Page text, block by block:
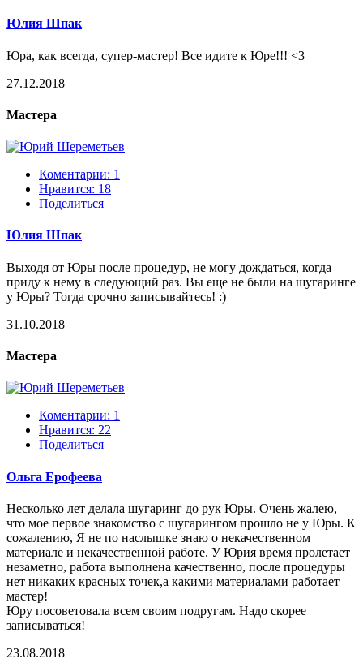
Юлия Шпак
Юра, как всегда, супер-мастер! Все идите к Юре!!! <3
27.12.2018
Мастера
Коментарии: 1
Нравится: 18
Поделиться
Юлия Шпак
Выходя от Юры после процедур, не могу дождаться, когда
приду к нему в следующий раз. Вы еще не были на шугаринге
у Юры? Тогда срочно записывайтесь! :)
31.10.2018
Мастера
Коментарии: 1
Нравится: 22
Поделиться
Ольга Ерофеева
Несколько лет делала шугаринг до рук Юры. Очень жалею,
что мое первое знакомство с шугарингом прошло не у Юры. К
сожалению, Я не по наслышке знаю о некачественном
материале и некачественной работе. У Юрия время пролетает
незаметно, работа выполнена качественно, после процедуры
нет никаких красных точек,а какими материалами работает
мастер!
Юру посоветовала всем своим подругам. Надо скорее
записываться!
23.08.2018